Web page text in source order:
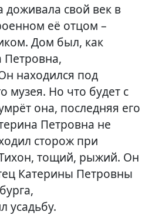
доживала свой век в
её отцом –
Дом был, как
Петровна,
находился под
музея. Но что будет с
она, последняя его
Петровна не
сторож при
тощий, рыжий. Он
Катерины Петровны
усадьбу.